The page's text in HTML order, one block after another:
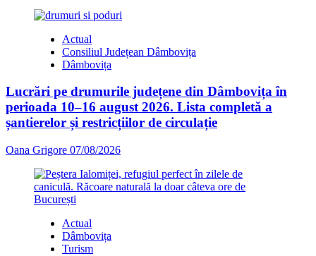
Actual
Consiliul Județean Dâmbovița
Dâmbovița
Lucrări pe drumurile județene din Dâmbovița în
perioada 10–16 august 2026. Lista completă a
șantierelor și restricțiilor de circulație
Oana Grigore 07/08/2026
Actual
Dâmbovița
Turism